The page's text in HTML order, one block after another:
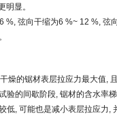
明显。
弦向干缩为6 %~ 12 %, 弦
燥的锯材表层拉应力最大值,
的间歇阶段, 锯材的含水率
, 可能也是减小表层拉应力,